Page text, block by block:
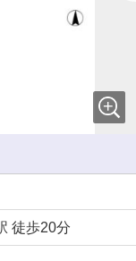
徒歩20分